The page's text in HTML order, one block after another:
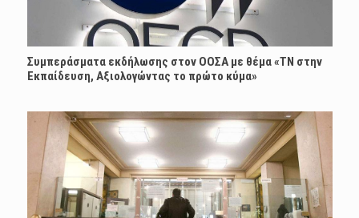
Συμπεράσματα εκδήλωσης στον ΟΟΣΑ με θέμα «ΤΝ στην
Εκπαίδευση, Αξιολογώντας το πρώτο κύμα»